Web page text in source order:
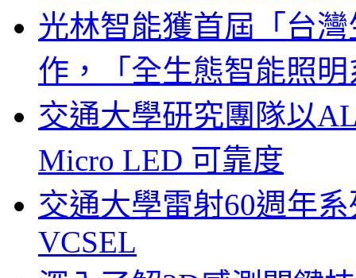
光林智能獲首屆「台
作，「全生態智能照
交通大學研究團隊以
Micro LED 可靠度
交通大學雷射60週年
VCSEL